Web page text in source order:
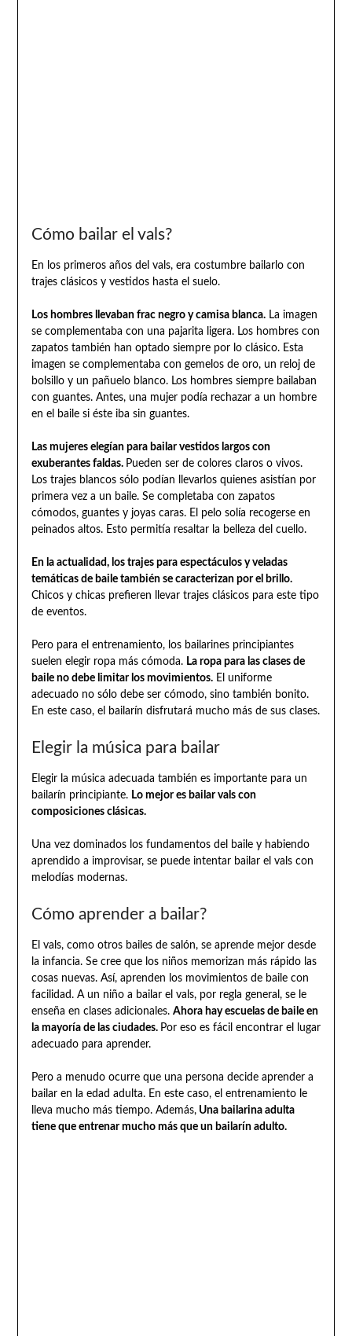
Cómo bailar el vals?
En los primeros años del vals, era costumbre bailarlo con
trajes clásicos y vestidos hasta el suelo.
Los hombres llevaban frac negro y camisa blanca.La imagen
se complementaba con una pajarita ligera. Los hombres con
zapatos también han optado siempre por lo clásico. Esta
imagen se complementaba con gemelos de oro, un reloj de
bolsillo y un pañuelo blanco. Los hombres siempre bailaban
con guantes. Antes, una mujer podía rechazar a un hombre
en el baile si éste iba sin guantes.
Las mujeres elegían para bailar vestidos largos con
exuberantes faldas. Pueden ser de colores claros o vivos.
Los trajes blancos sólo podían llevarlos quienes asistían por
primera vez a un baile. Se completaba con zapatos
cómodos, guantes y joyas caras. El pelo solía recogerse en
peinados altos. Esto permitía resaltar la belleza del cuello.
En la actualidad, los trajes para espectáculos y veladas
temáticas de baile también se caracterizan por el brillo.
Chicos y chicas prefieren llevar trajes clásicos para este tipo
de eventos.
Pero para el entrenamiento, los bailarines principiantes
suelen elegir ropa más cómoda. La ropa para las clases de
baile no debe limitar los movimientos.El uniforme
adecuado no sólo debe ser cómodo, sino también bonito.
En este caso, el bailarín disfrutará mucho más de sus clases.
Elegir la música para bailar
Elegir la música adecuada también es importante para un
bailarín principiante. Lo mejor es bailar vals con
composiciones clásicas.
Una vez dominados los fundamentos del baile y habiendo
aprendido a improvisar, se puede intentar bailar el vals con
melodías modernas.
Cómo aprender a bailar?
El vals, como otros bailes de salón, se aprende mejor desde
la infancia. Se cree que los niños memorizan más rápido las
cosas nuevas. Así, aprenden los movimientos de baile con
facilidad. A un niño a bailar el vals, por regla general, se le
enseña en clases adicionales. Ahora hay escuelas de baile en
la mayoría de las ciudades. Por eso es fácil encontrar el lugar
adecuado para aprender.
Pero a menudo ocurre que una persona decide aprender a
bailar en la edad adulta. En este caso, el entrenamiento le
lleva mucho más tiempo. Además,Una bailarina adulta
tiene que entrenar mucho más que un bailarín adulto.